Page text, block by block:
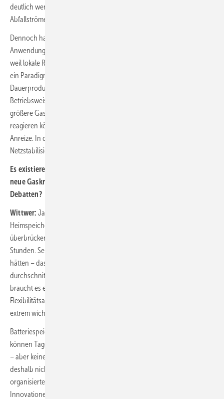
deutlich weniger, als oft angenommen wird – selbst wenn man
Abfallströme mit einbezieht.
Dennoch halte ich dezentrale Biogas- und KWK-Anlagen für gewisse
Anwendungen für sehr sinnvoll. Sie erhöhen die Resilienz vor Ort,
weil lokale Ressourcen genutzt werden können. Wichtig ist allerdings
ein Paradigmenwechsel: Weg von der wärmegeführten
Dauerproduktion, hin zu einer stromgeführten, flexiblen
Betriebsweise. Dafür müssen die Anlagen leistungsfähiger werden,
größere Gasspeicher bekommen und gezielt auf Netzbedarfe
reagieren können. Das erfordert Investitionen – und entsprechende
Anreize. In dieser Form können Biogasanlagen sinnvoll zur
Netzstabilisierung beitragen.
Es existieren Beschwerden gegen absehbare Subventionen für
neue Gaskraftwerke. Geht es hier um zwei unterschiedliche
Debatten?
Wittwer: Ja, das sind tatsächlich zwei Ebenen. Mit Schwarm- oder
Heimspeichern allein lassen sich keine mehrtägigen Dunkelflauten
überbrücken. Eine typische Dunkelflaute im Januar dauert 72-120
Stunden. Selbst wenn wir 50 Millionen Heimspeicher mit je 10 kWh
hätten – das sind 500 GWh Kapazität – wäre das bei einer
durchschnittlichen Last von 80 GW in wenigen Stunden leer. Dafür
braucht es echte Backup-Kapazitäten. Gleichzeitig sind
Flexibilitätsanbieter und Speicher im sogenannten Arbitragegeschäft
extrem wichtig und wirtschaftlich attraktiv.
Batteriespeicher, erneuerbare Energien und flexible Verbraucher
können Tages- und teilweise auch Wochenunterschiede ausgleichen
– aber keine längeren Dunkelflauten. Die entscheidende Frage ist
deshalb nicht „entweder oder“, sondern: Verzerrt der staatlich
organisierte Kapazitätsausbau den Wettbewerb und behindert er
Innovationen bei neuen Flexibilitätslösungen? Hier ist große Vorsicht